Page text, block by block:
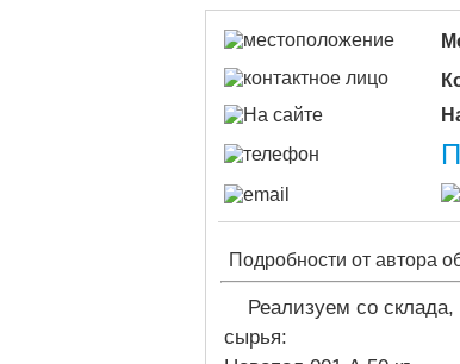
Подробности от автора
Реализуем со
сырья: